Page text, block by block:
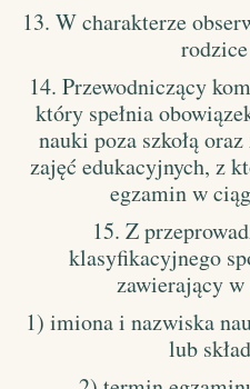
13. W charakterze
14. Przewodniczący
który spełnia
nauki poza szkołą
zajęć edukacyjnych, z
egzamin w
15. Z
klasyfikacyjnego
zawierający
1) imiona i nazwiska
lub